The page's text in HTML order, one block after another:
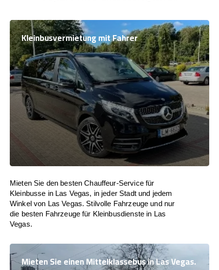
Kleinbusvermietung mit Fahrer
Mieten Sie den besten Chauffeur-Service für
Kleinbusse in Las Vegas, in jeder Stadt und jedem
Winkel von Las Vegas. Stilvolle Fahrzeuge und nur
die besten Fahrzeuge für Kleinbusdienste in Las
Vegas.
Mieten Sie einen Mittelklassebus in Las Vegas.